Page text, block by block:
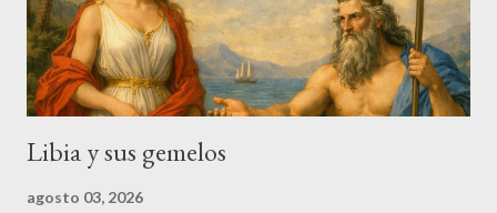
Libia y sus gemelos
agosto 03, 2026